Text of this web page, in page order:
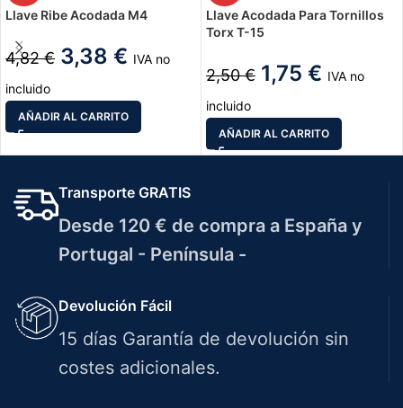
Llave Ribe Acodada M4
4,82€ 3,38 € IVA no
incluido
AÑADIR AL CARRITO
Llave Acodada Para Tornillos
Torx T-15
2,50€ 1,75 € IVA no
incluido
AÑADIR AL CARRITO
Transporte GRATIS
Desde 120 € de compra a España y
Portugal - Península -
Devolución Fácil
15 días Garantía de devolución sin
costes adicionales.